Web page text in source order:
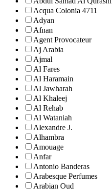
Acqua Colonia 4711
Adyan
Afnan
Agent Provocateur
Aj Arabia
Ajmal
Al Fares
Al Haramain
Al Jawharah
Al Khaleej
Al Rehab
Al Wataniah
Alexandre J.
Alhambra
Amouage
Anfar
Antonio Banderas
Arabesque Perfumes
Arabian Oud